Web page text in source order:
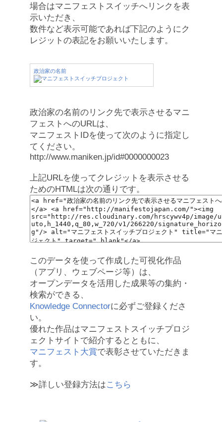
場合はマニフェストスイッチへリンクを表
示いただき、
数件など表示可能であれば下記のようにク
レジットの表記をお願いいたします。
政治家の名前
政治家の名前のリンク先で表示させるマニ
フェストへのURLは、
マニフェストIDを使って次のように指定し
てください。
http://www.maniken.jp/id#0000000023
上記URLを使ってクレジットを表示させる
ためのHTMLは次の通りです。
このデータを使って作成した可視化作品
（アプリ、ウェブページ等）は、
オープンデータを活用した成果等の集約・
検索ができる、
Knowledge Connectorに必ずご登録くださ
い。
優れた作品はマニフェストスイッチプロジ
ェクトサイトで紹介するとともに、
マニフェスト大賞で表彰させていただきま
す。
≫詳しい登録方法はこちら